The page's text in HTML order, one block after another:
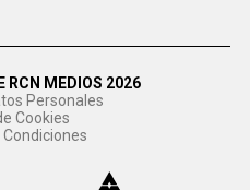
RCN MEDIOS 2026
Personales
Cookies